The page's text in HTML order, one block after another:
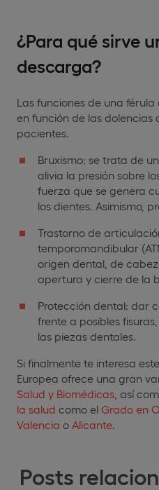
Posts
¿Para qué sirve
descarga?
Las funciones de una
en función de las dolencias
pacientes.
Bruxismo: se trata de
alivia la presión sobre
fuerza que se genera
los dientes. Asimismo,
Trastorno de
temporomandibular
origen dental, de
apertura y cierre de la
Protección dental: dar
frente a posibles
las piezas dentales.
Si finalmente te interesa
Europea ofrece una gran
Salud y Biomédicas , así
la salud como el Grado en
Valencia o Alicante